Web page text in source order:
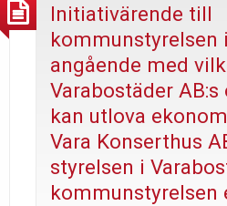
Initiativärende till
kommunstyrelsen
angående med
Varabostäder
kan utlova
Vara Konserthus
styrelsen i
kommunstyrelsen